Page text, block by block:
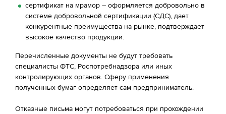
сертификат на мрамор – оформляется добровольно в
системе добровольной сертификации (СДС), дает
конкурентные преимущества на рынке, подтверждает
высокое качество продукции.
Перечисленные документы не будут требовать
специалисты ФТС, Роспотребнадзора или иных
контролирующих органов. Сферу применения
полученных бумаг определяет сам предприниматель.
Отказные письма могут потребоваться при прохождении